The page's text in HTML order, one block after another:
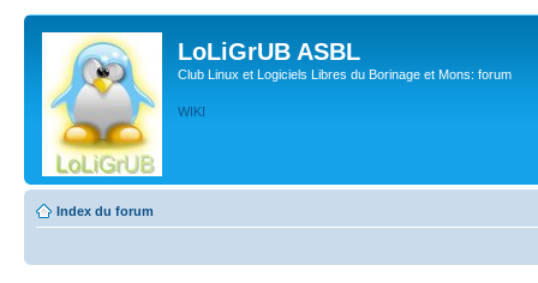
LoLiGrUB ASBL
Club Linux et Logiciels Libres du Borinage et Mons: forum
WIKI
Index du forum